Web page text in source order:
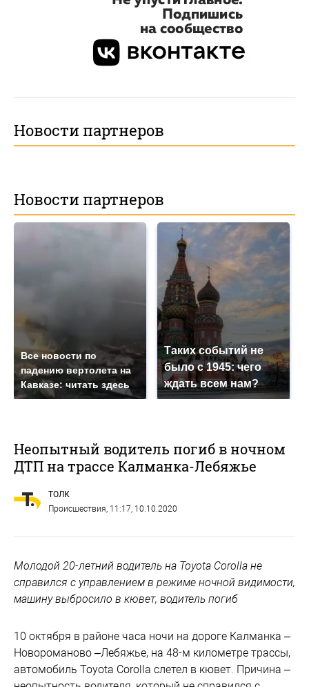
Новости партнеров
Новости партнеров
Все новости по
падению вертолета на
Кавказе: читать здесь
Таких событий не
было с 1945: чего
ждать всем нам?
Неопытный водитель погиб в ночном
ДТП на трассе Калманка-Лебяжье
ТОЛК
Происшествия , 11:17, 10.10.2020
Молодой 20-летний водитель на Toyota Corolla не
справился с управлением в режиме ночной видимости,
машину выбросило в кювет, водитель погиб
10 октября в районе часа ночи на дороге Калманка –
Новороманово –Лебяжье, на 48-м километре трассы,
автомобиль Toyota Corolla слетел в кювет. Причина –